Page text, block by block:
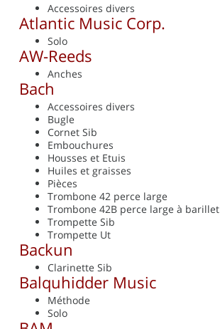
Accessoires divers
Atlantic Music Corp.
Solo
AW-Reeds
Anches
Bach
Accessoires divers
Bugle
Cornet Sib
Embouchures
Housses et Etuis
Huiles et graisses
Pièces
Trombone 42 perce large
Trombone 42B perce large à barillet
Trompette Sib
Trompette Ut
Backun
Clarinette Sib
Balquhidder Music
Méthode
Solo